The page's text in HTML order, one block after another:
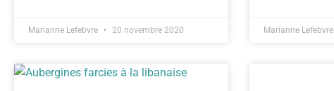
Marianne Lefebvre 20 novembre 2020 Marianne Lefebvre